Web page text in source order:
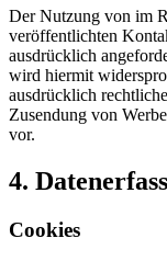
Der Nutzung von im
veröffentlichten
ausdrücklich
wird hiermit
ausdrücklich
Zusendung von
vor.
4.
Cookies